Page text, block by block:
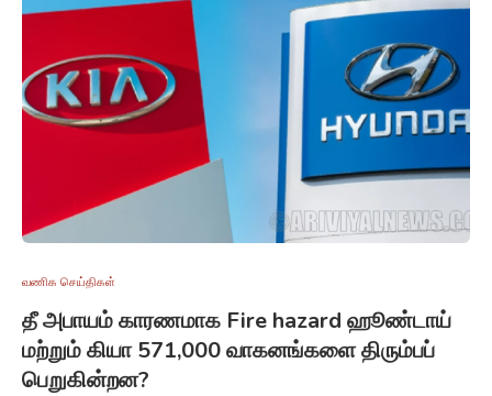
வணிக செய்திகள்
தீ அபாயம் காரணமாக Fire hazard ஹூண்டாய்
மற்றும் கியா 571,000 வாகனங்களை திரும்பப்
பெறுகின்றன?